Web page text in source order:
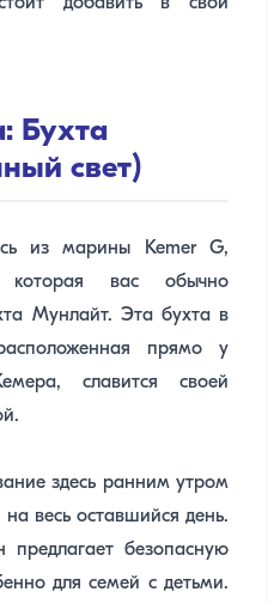
Бухта
свет)
из марины Kemer G,
которая вас обычно
Мунлайт. Эта бухта в
прямо у
славится своей
здесь ранним утром
весь оставшийся день.
безопасную
для семей с детьми.